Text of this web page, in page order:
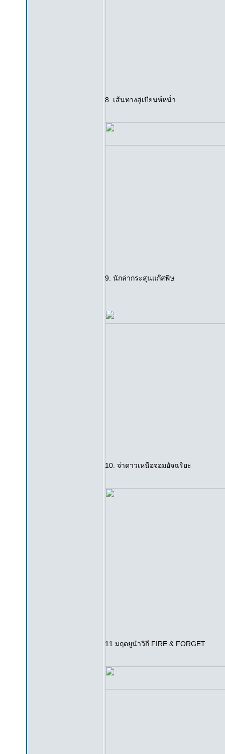
8. เส้นทางสู่เบียนห์หน่ำ
9. นักล่ากระสุนแก๊สพิษ
10. จ่าดาวเหนือจอมอัจฉริยะ
11.มฤตยูนำวิถี FIRE & FORGET